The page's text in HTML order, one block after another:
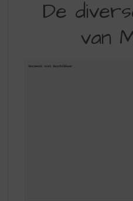
DIVERSE
MERLOT
De
van